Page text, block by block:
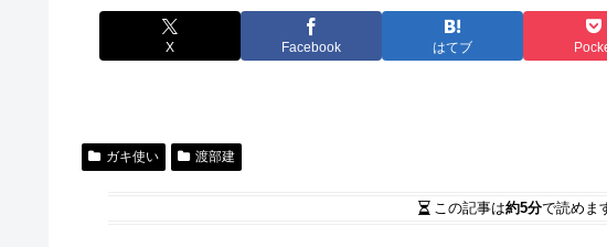
X Facebook はてブ
ガキ使い 渡部建
この記事は約5分で読めま